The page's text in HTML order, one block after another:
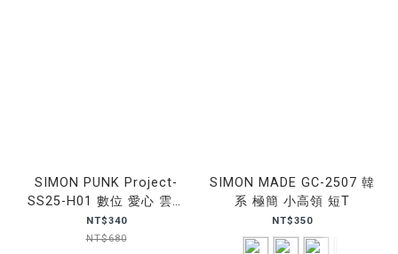
SIMON PUNK Project-
SS25-H01 數位 愛心 雲朵
女生 短版 TEE
NT$340
NT$680
SIMON MADE GC-2507 韓
系 極簡 小高領 短T
NT$350